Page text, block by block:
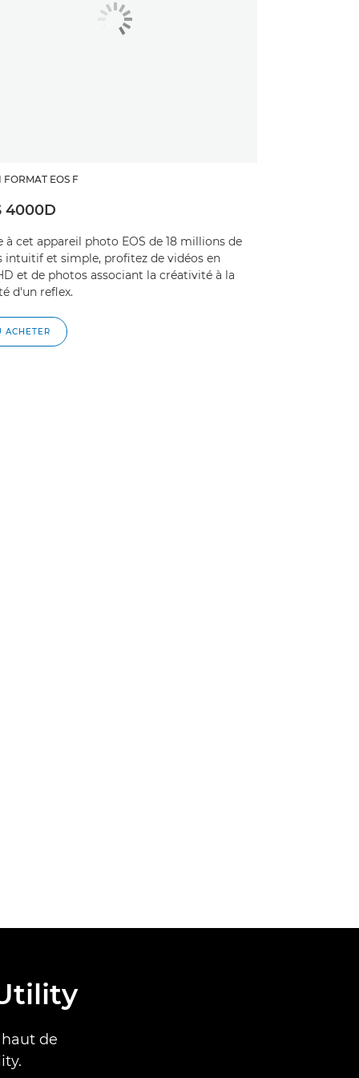
FORMAT EOS F
4000D
à cet appareil photo EOS de 18 millions de
intuitif et simple, profitez de vidéos en
et de photos associant la créativité à la
d'un reflex.
ACHETER
de